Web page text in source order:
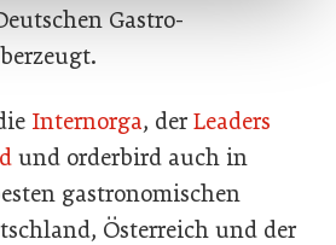
Gastro-
Internorga, der Leaders
und orderbird auch in
gastronomischen
Österreich und der